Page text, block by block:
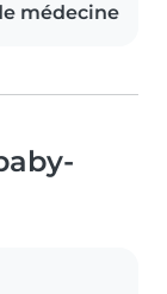
médecine